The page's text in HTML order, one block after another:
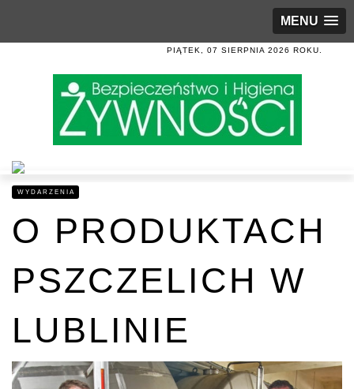
MENU
PIĄTEK, 07 SIERPNIA 2026 ROKU.
WYDARZENIA
O PRODUKTACH
PSZCZELICH W
LUBLINIE